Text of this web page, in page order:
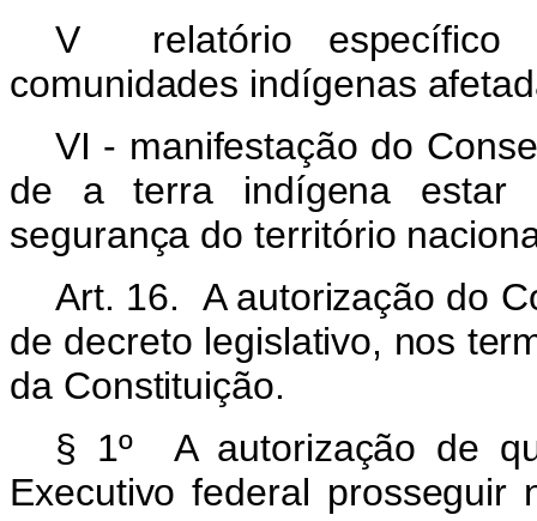
V relatório específico
comunidades indígenas
VI - manifestação do
de a terra indígena estar
segurança do território
Art. 16. A autorização do
de decreto legislativo, nos
da Constituição.
§ 1º A autorização de
Executivo federal